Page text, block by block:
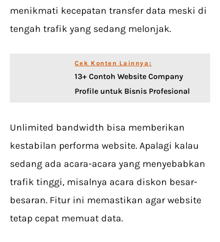
menikmati kecepatan transfer data meski di
tengah trafik yang sedang melonjak.
Cek Konten Lainnya:
13+ Contoh Website Company
Profile untuk Bisnis Profesional
Unlimited bandwidth bisa memberikan
kestabilan performa website. Apalagi kalau
sedang ada acara-acara yang menyebabkan
trafik tinggi, misalnya acara diskon besar-
besaran. Fitur ini memastikan agar website
tetap cepat memuat data.